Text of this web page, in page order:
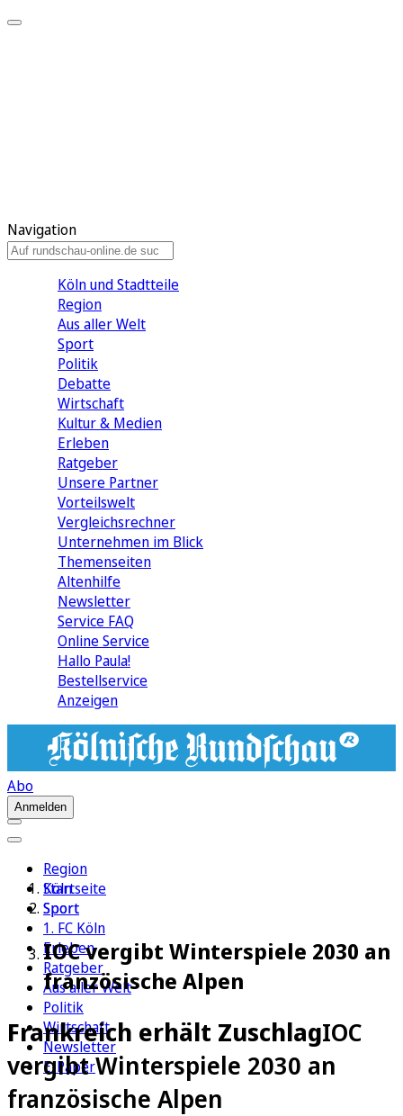
Navigation
Köln und Stadtteile
Region
Aus aller Welt
Sport
Politik
Debatte
Wirtschaft
Kultur & Medien
Erleben
Ratgeber
Unsere Partner
Vorteilswelt
Vergleichsrechner
Unternehmen im Blick
Themenseiten
Altenhilfe
Newsletter
Service FAQ
Online Service
Hallo Paula!
Bestellservice
Anzeigen
Abo
Anmelden
Region
Köln
Sport
1. FC Köln
Erleben
Ratgeber
Aus aller Welt
Politik
Wirtschaft
Newsletter
E-Paper
Startseite
Sport
IOC vergibt Winterspiele 2030 an
französische Alpen
Frankreich erhält ZuschlagIOC
vergibt Winterspiele 2030 an
französische Alpen